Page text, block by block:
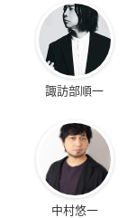
諏訪部順一
中村悠一